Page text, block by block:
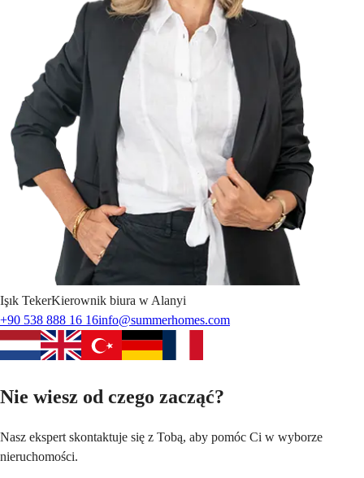
Işık TekerKierownik biura w Alanyi
+90 538 888 16 16info@summerhomes.com
Nie wiesz od czego zacząć?
Nasz ekspert skontaktuje się z Tobą, aby pomóc Ci w wyborze
nieruchomości.